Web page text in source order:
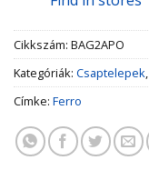
Cikkszám: BAG2APO
Kategóriák: Csaptelepek,
Címke: Ferro